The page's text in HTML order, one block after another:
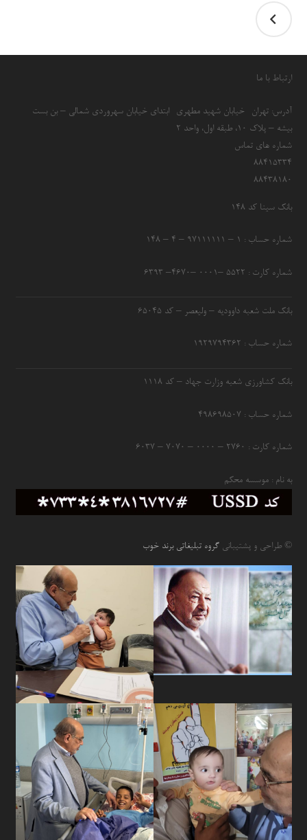
ارتباط با ما
آدرس: تهران- خیابان شهید مطهری- ابتدای خیابان سهروردی شمالی – بن بست
بیشه – پلاک 10، طبقه اول، واحد 2
شماره های تماس
۸۸۴۱۵۳۳۴
۸۸۴۳۸۱۸۰
بانک سینا کد ۱۴۸
شماره حساب : ۱ – ۹۷۱۱۱۱۱۱ – ۴ – ۱۴۸
شماره کارت : ۵۵۲۲ –۰۰۰۱ –۴۶۷۰– ۶۳۹۳
بانک ملت شعبه داوودیه – ولیعصر – کد ۶۵۰۴۵
شماره حساب : ۱۹۲۹۷۹۴۳۶۲
بانک کشاورزی شعبه وزارت جهاد – کد 1118
شماره حساب : ۴۹۸۶۹۸۵۰۷
شماره کارت : ۲۷۶۰ – ۰۰۰۰ – ۷۰۷۰ – ۶۰۳۷
به نام : موسسه محکم
© طراحی و پشتیبانیگروه تبلیغاتی برند خوب